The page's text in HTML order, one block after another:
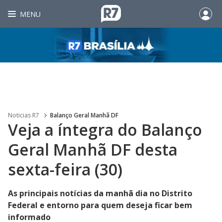
MENU
Noticias R7 Balanço Geral Manhã DF
Veja a íntegra do Balanço
Geral Manhã DF desta
sexta-feira (30)
As principais notícias da manhã dia no Distrito
Federal e entorno para quem deseja ficar bem
informado